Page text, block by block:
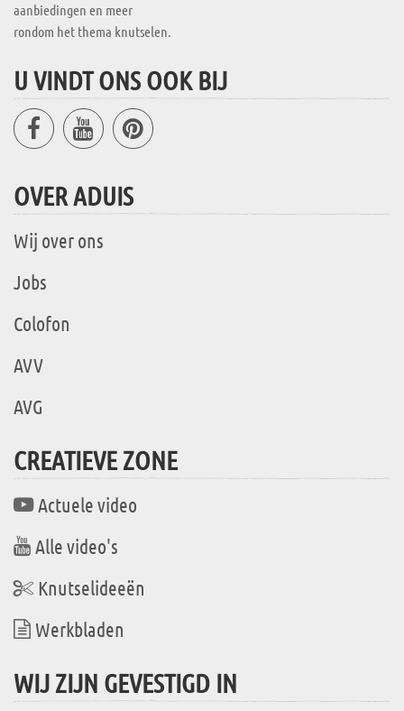
aanbiedingen en meer
rondom het thema knutselen.
U VINDT ONS OOK BIJ
OVER ADUIS
Wij over ons
Jobs
Colofon
AVV
AVG
CREATIEVE ZONE
Actuele video
Alle video's
Knutselideeën
Werkbladen
WIJ ZIJN GEVESTIGD IN